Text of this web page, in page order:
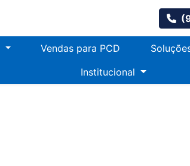
Vendas para PCD
Institucional